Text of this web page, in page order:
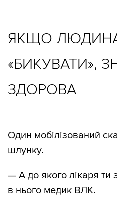
ЯКЩО
«БИКУВАТИ»,
ЗДОРОВА
Один мобілізований
шлунку.
— А до якого лікаря ти
в нього медик ВЛК.